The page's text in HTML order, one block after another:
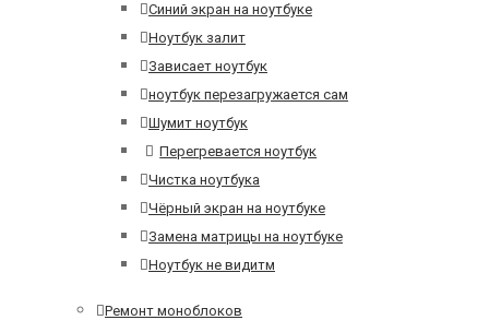
Синий экран на ноутбуке
Ноутбук залит
Зависает ноутбук
ноутбук перезагружается сам
Шумит ноутбук
Перегревается ноутбук
Чистка ноутбука
Чёрный экран на ноутбуке
Замена матрицы на ноутбуке
Ноутбук не видитм
Ремонт моноблоков